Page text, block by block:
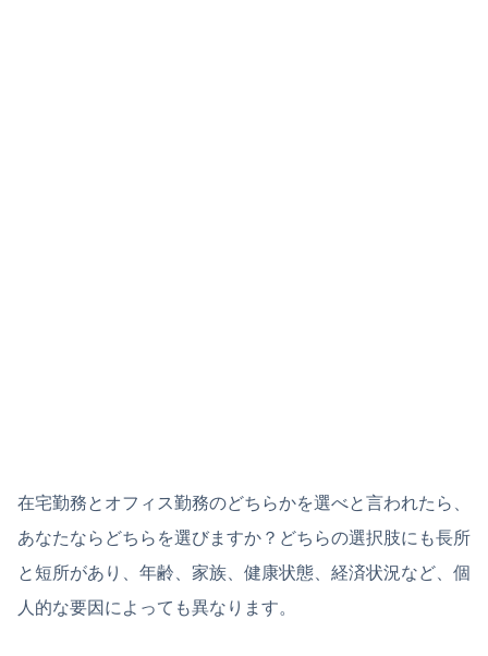
在宅勤務とオフィス勤務のどちらかを選べと言われたら、
あなたならどちらを選びますか？どちらの選択肢にも長所
と短所があり、年齢、家族、健康状態、経済状況など、個
人的な要因によっても異なります。